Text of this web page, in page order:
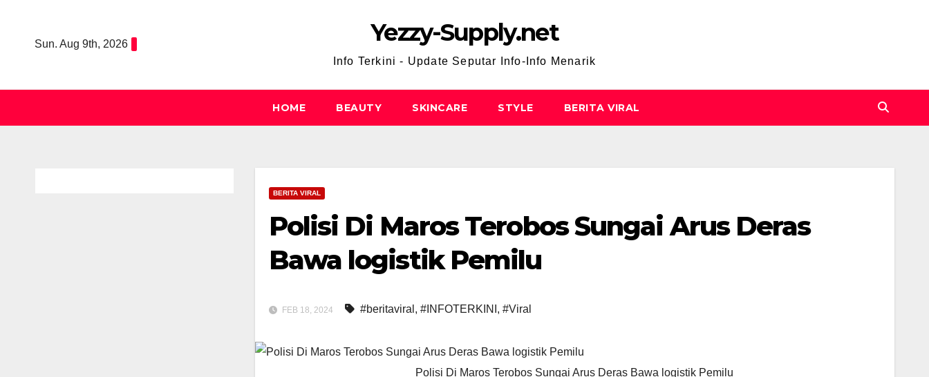
Sun. Aug 9th, 2026 Yezzy-Supply.net
Info Terkini - Update Seputar Info-Info Menarik
HOME BEAUTY SKINCARE STYLE BERITA VIRAL
BERITA VIRAL
Polisi Di Maros Terobos Sungai Arus Deras
Bawa logistik Pemilu
FEB 18, 2024 #beritaviral , #INFOTERKINI , #Viral
Polisi Di Maros Terobos Sungai Arus Deras Bawa logistik Pemilu